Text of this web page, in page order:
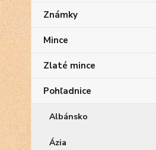
Známky
Mince
Zlaté mince
Pohľadnice
Albánsko
Ázia